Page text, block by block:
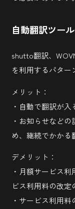
ランディング
#飲食ブラ
自動翻訳ツー
shutto翻訳、
を利用するパター
メリット：
・自動で翻訳が
・お知らせなど
め、継続でかかる
デメリット：
・月額サービス
ビス利用料の改定
・サービス利用